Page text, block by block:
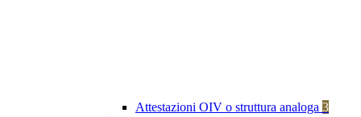
Attestazioni OIV o struttura analoga 3